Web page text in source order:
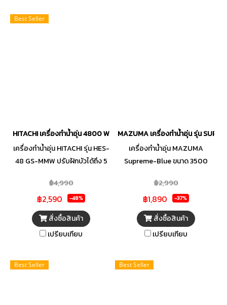
Best Seller
HITACHI เครื่องทำน้ำอุ่น 4800 W รุ่น HES-48GS-MMW
เครื่องทำน้ำอุ่น HITACHI รุ่น HES-
48 GS-MMW ปรับฝักบัวได้ถึง 5
และยังปลอดภัยด้วยระบบตัดไฟ
ที่สามารถตัดได้ภายใน 0.1 วินาที
ทำให้คุณไว้ใจถึงความปลอดภัย
ระหว่างใช้งานได้อย่างหายห่วง
มาตรฐานการันตี มอก. ตัวเครื่อง
ต่าง ๆ ของห้องได้เลย ทำให้
฿4,990
฿2,590 -48%
สั่งซื้อสินค้า
เปรียบเทียบ
MAZUMA เครื่องทำน้ำอุ่น รุ่น
เครื่องทำน้ำอุ่น MAZUMA
Supreme-Blue ขนาด 3500
และความสะดวกสบายที่คุณ
ต้องการ! ระบบตรวจสอบสายดิน
และ ควบคุมอุณหภูมิอย่างแม่นยำ
ทำให้คุณมั่นใจได้ในทุกการใช้งาน
ออกแบบกะทัดรัดทันสมัย เหมาะ
ทองแดง 100% ทนทานและมี
฿2,990
฿1,890 -37%
สั่งซื้อสินค้า
เปรียบเทียบ
Best Seller Best Seller